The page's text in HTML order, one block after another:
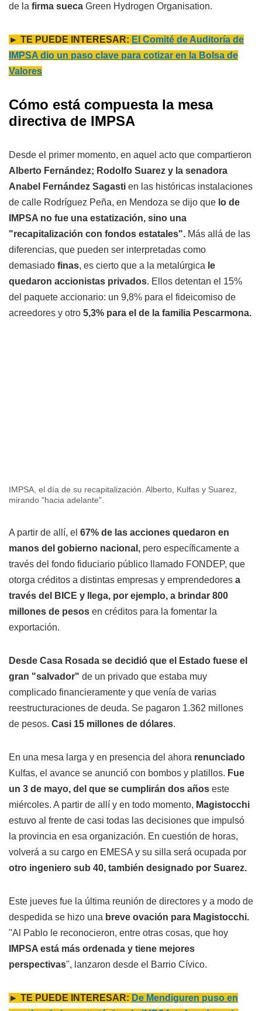
de la firma sueca Green Hydrogen Organisation.
► TE PUEDE INTERESAR: El Comité de Auditoría de
IMPSA dio un paso clave para cotizar en la Bolsa de
Valores
Cómo está compuesta la mesa
directiva de IMPSA
Desde el primer momento, en aquel acto que compartieron
Alberto Fernández; Rodolfo Suarez y la senadora
Anabel Fernández Sagasti en las históricas instalaciones
de calle Rodríguez Peña, en Mendoza se dijo que lo de
IMPSA no fue una estatización, sino una
"recapitalización con fondos estatales". Más allá de las
diferencias, que pueden ser interpretadas como
demasiado finas, es cierto que a la metalúrgica le
quedaron accionistas privados. Ellos detentan el 15%
del paquete accionario: un 9,8% para el fideicomiso de
acreedores y otro 5,3% para el de la familia Pescarmona.
IMPSA, el día de su recapitalización. Alberto, Kulfas y Suarez,
mirando "hacia adelante".
A partir de allí, el 67% de las acciones quedaron en
manos del gobierno nacional, pero específicamente a
través del fondo fiduciario público llamado FONDEP, que
otorga créditos a distintas empresas y emprendedores a
través del BICE y llega, por ejemplo, a brindar 800
millones de pesos en créditos para la fomentar la
exportación.
Desde Casa Rosada se decidió que el Estado fuese el
gran "salvador" de un privado que estaba muy
complicado financieramente y que venía de varias
reestructuraciones de deuda. Se pagaron 1.362 millones
de pesos. Casi 15 millones de dólares.
En una mesa larga y en presencia del ahora renunciado
Kulfas, el avance se anunció con bombos y platillos. Fue
un 3 de mayo, del que se cumplirán dos años este
miércoles. A partir de allí y en todo momento, Magistocchi
estuvo al frente de casi todas las decisiones que impulsó
la provincia en esa organización. En cuestión de horas,
volverá a su cargo en EMESA y su silla será ocupada por
otro ingeniero sub 40, también designado por Suarez.
Este jueves fue la última reunión de directores y a modo de
despedida se hizo una breve ovación para Magistocchi.
"Al Pablo le reconocieron, entre otras cosas, que hoy
IMPSA está más ordenada y tiene mejores
perspectivas", lanzaron desde el Barrio Cívico.
► TE PUEDE INTERESAR: De Mendiguren puso en